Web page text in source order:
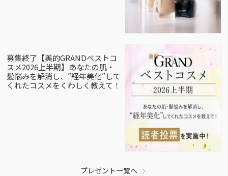
募集終了【美的GRANDベストコ
スメ2026上半期】あなたの肌・
髪悩みを解消し、”経年美化”して
くれたコスメをくわしく教えて！
プレゼント一覧へ